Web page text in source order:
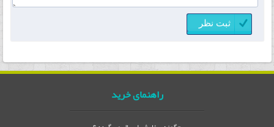
راهنمای خرید